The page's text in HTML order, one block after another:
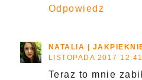
Odpowiedz
NATALIA |
LISTOPADA 2017 12:41
Teraz to mnie